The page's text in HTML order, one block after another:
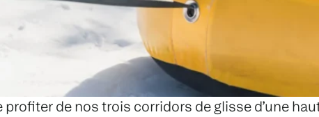
profiter de nos trois corridors de glisse d’une